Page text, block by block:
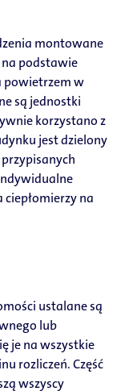
montowane
podstawie
powietrzem w
są jednostki
korzystano z
jest dzielony
na
ustalane są
lub
je na wszystkie
rozliczeń. Część
wszyscy